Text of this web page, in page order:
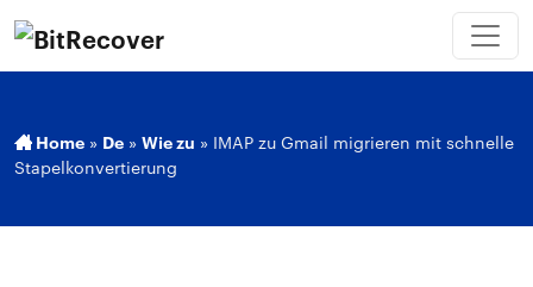
Home » De » Wie zu » IMAP zu Gmail migrieren mit schnelle
Stapelkonvertierung